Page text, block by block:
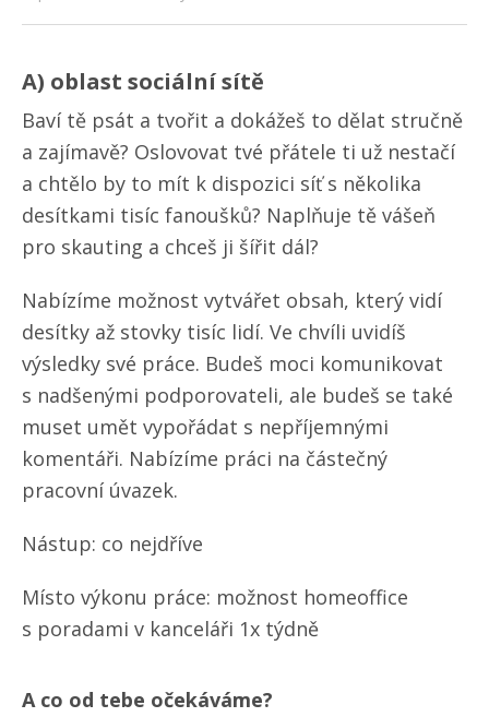
A) oblast sociální sítě
Baví tě psát a tvořit a dokážeš to dělat stručně
a zajímavě? Oslovovat tvé přátele ti už nestačí
a chtělo by to mít k dispozici síť s několika
desítkami tisíc fanoušků? Naplňuje tě vášeň
pro skauting a chceš ji šířit dál?
Nabízíme možnost vytvářet obsah, který vidí
desítky až stovky tisíc lidí. Ve chvíli uvidíš
výsledky své práce. Budeš moci komunikovat
s nadšenými podporovateli, ale budeš se také
muset umět vypořádat s nepříjemnými
komentáři. Nabízíme práci na částečný
pracovní úvazek.
Nástup: co nejdříve
Místo výkonu práce: možnost homeoffice
s poradami v kanceláři 1x týdně
A co od tebe očekáváme?